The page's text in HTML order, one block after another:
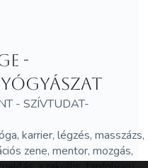
-
- SZÍVTUDAT-
karrier, légzés, masszázs,
zene, mentor, mozgás,